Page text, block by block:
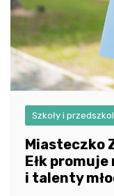
Szkoły i
Miasteczko
Ełk
i talenty